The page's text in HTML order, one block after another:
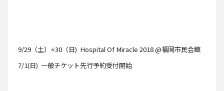
9/29（土）⭐30（日) Hospital Of Miracle 2018 @福岡市民会館
7/1(日) 一般チケット先行予約受付開始